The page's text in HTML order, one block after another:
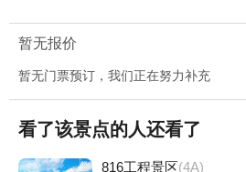
暂无报价
暂无门票预订，我们正在努力补充
看了该景点的人还看了
816工程景区(4A)